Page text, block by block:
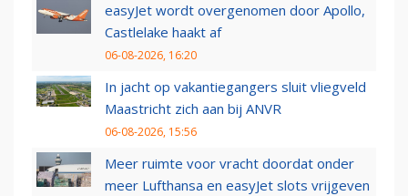
easyJet wordt overgenomen door Apollo,
Castlelake haakt af
06-08-2026, 16:20
In jacht op vakantiegangers sluit vliegveld
Maastricht zich aan bij ANVR
06-08-2026, 15:56
Meer ruimte voor vracht doordat onder
meer Lufthansa en easyJet slots vrijgeven